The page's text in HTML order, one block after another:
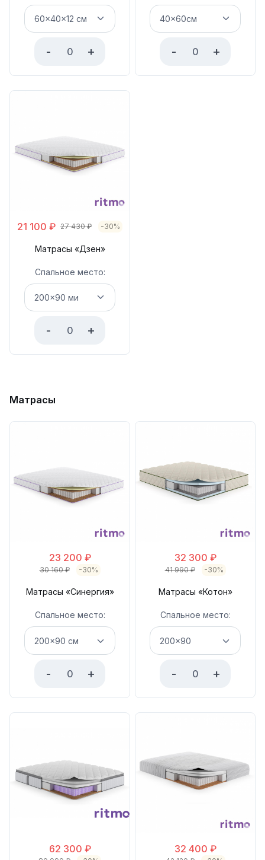
- + - +
21 100 ₽ 27 430₽ -30%
Матрасы «Дзен»
Спальное место:
- +
Матрасы
23 200 ₽
30 160₽ -30%
Матрасы «Синергия»
Спальное место:
- +
32 300 ₽
41 990₽ -30%
Матрасы «Котон»
Спальное место:
- +
62 300 ₽ 32 400 ₽